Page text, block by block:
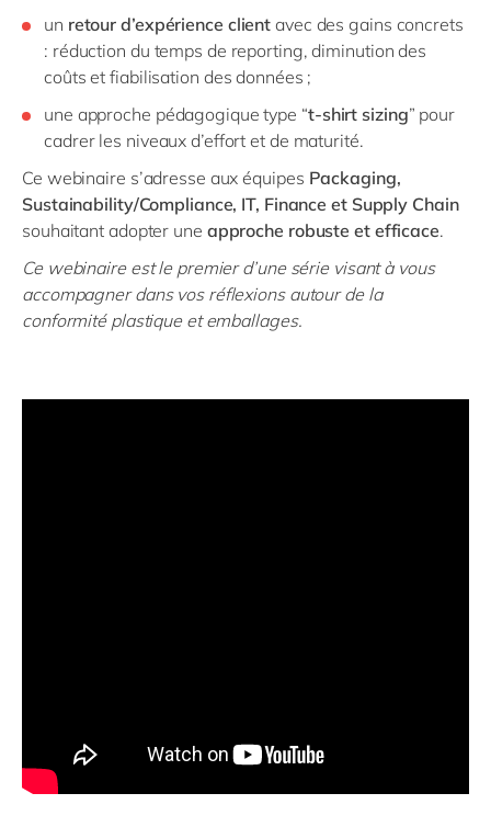
un retour d’expérience client avec des gains concrets
: réduction du temps de reporting, diminution des
coûts et fiabilisation des données ;
une approche pédagogique type “t-shirt sizing” pour
cadrer les niveaux d’effort et de maturité.
Ce webinaire s’adresse aux équipes Packaging,
Sustainability/Compliance, IT, Finance et Supply Chain
souhaitant adopter une approche robuste et efficace.
Ce webinaire est le premier d’une série visant à vous
accompagner dans vos réflexions autour de la
conformité plastique et emballages.